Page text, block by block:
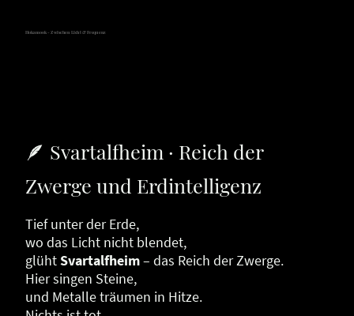
Hokamook - Zwischen Licht & Frequenz
🪶 Svartalfheim · Reich der
Zwerge und Erdintelligenz
Tief unter der Erde,
wo das Licht nicht blendet,
glühtSvartalfheim– das Reich der Zwerge.
Hier singen Steine,
und Metalle träumen in Hitze.